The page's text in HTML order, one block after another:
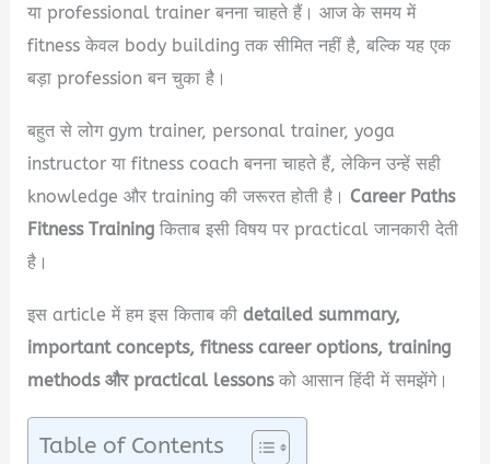
या professional trainer बनना चाहते हैं। आज के समय में
fitness केवल body building तक सीमित नहीं है, बल्कि यह एक
बड़ा profession बन चुका है।
बहुत से लोग gym trainer, personal trainer, yoga
instructor या fitness coach बनना चाहते हैं, लेकिन उन्हें सही
knowledge और training की जरूरत होती है। Career Paths
Fitness Training किताब इसी विषय पर practical जानकारी देती
है।
इस article में हम इस किताब कीdetailed summary,
important concepts, fitness career options, training
methods और practical lessonsको आसान हिंदी में समझेंगे।
Table of Contents